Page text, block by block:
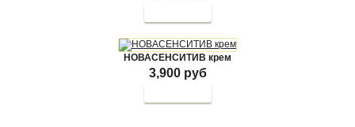
НОВАСЕНСИТИВ крем
3,900 руб